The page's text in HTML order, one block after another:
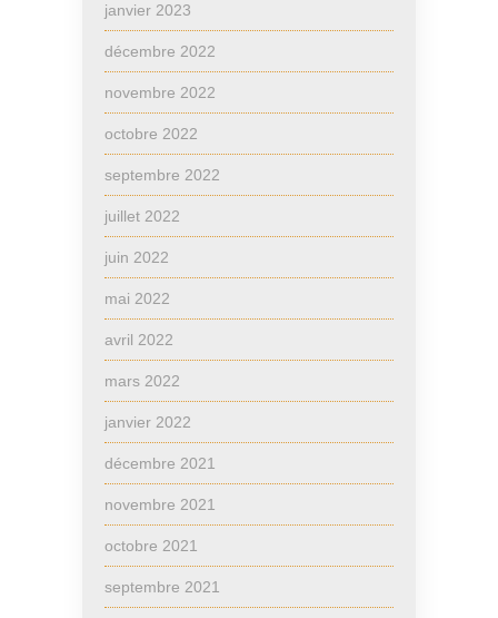
janvier 2023
décembre 2022
novembre 2022
octobre 2022
septembre 2022
juillet 2022
juin 2022
mai 2022
avril 2022
mars 2022
janvier 2022
décembre 2021
novembre 2021
octobre 2021
septembre 2021